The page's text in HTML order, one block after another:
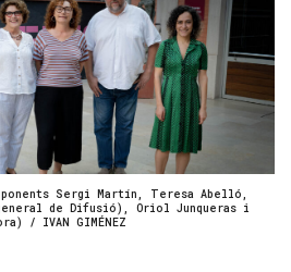
Sergi Martín, Teresa Abelló,
de Difusió), Oriol Junqueras i
/ IVAN GIMÉNEZ